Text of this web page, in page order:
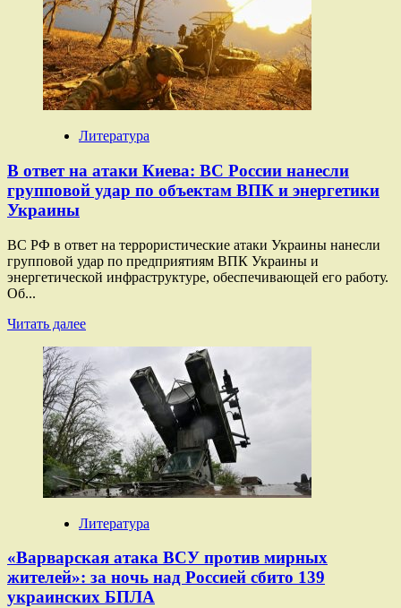
врага
полностью
обрублено»:
как
наши
военные
открывали
путь
к
Дроновки
Литература
В ответ на атаки Киева: ВС России нанесли
групповой удар по объектам ВПК и энергетики
Украины
ВС РФ в ответ на террористические атаки Украины нанесли
групповой удар по предприятиям ВПК Украины и
энергетической инфраструктуре, обеспечивающей его работу.
Об...
Читать далееПрочитать
о
В
ответ
на
атаки
Киева:
ВС
России
нанесли
групповой
удар
по
ВПК
и
энергетики
Литература
«Варварская атака ВСУ против мирных
жителей»: за ночь над Россией сбито 139
украинских БПЛА